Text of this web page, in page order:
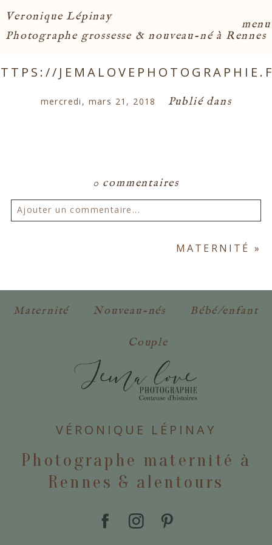
menu
Veronique Lépinay
Photographe grossesse & nouveau-né à Rennes
mercredi, mars 21, 2018 Publié dans
0 commentaires
Ajouter un commentaire...
jamais publié ou partagé.
MATERNITÉ »
Maternité Nouveau-nés Bébé/enfant
Couple
VÉRONIQUE LÉPINAY
Photographe maternité à
Rennes & alentours